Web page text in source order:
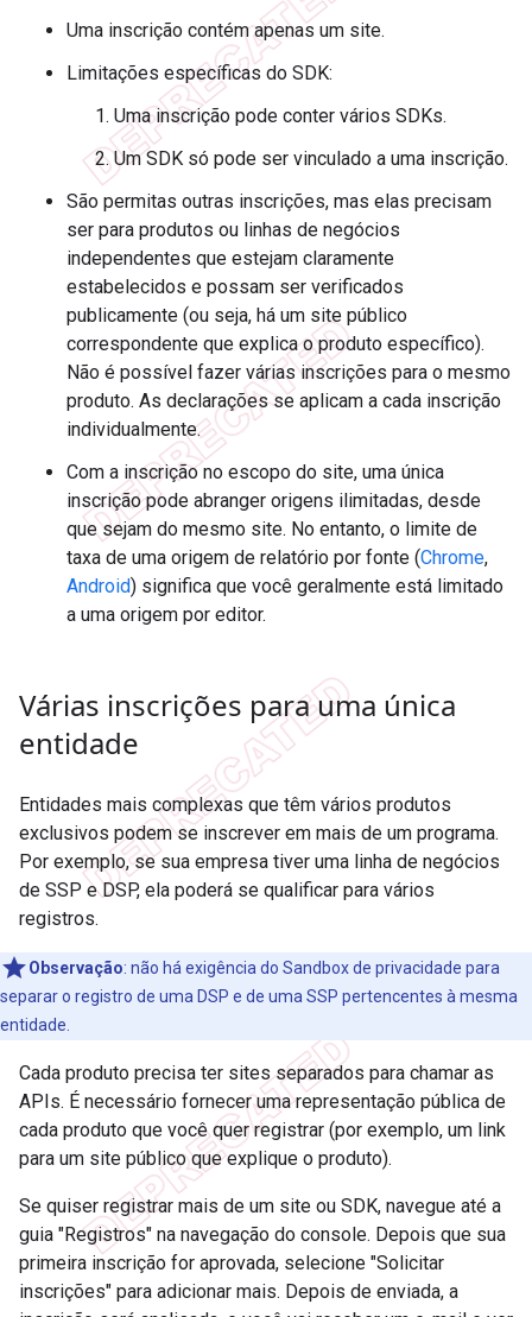
Uma inscrição contém apenas um site.
Limitações específicas do SDK:
Uma inscrição pode conter vários SDKs.
Um SDK só pode ser vinculado a uma inscrição.
São permitas outras inscrições, mas elas precisam
ser para produtos ou linhas de negócios
independentes que estejam claramente
estabelecidos e possam ser verificados
publicamente (ou seja, há um site público
correspondente que explica o produto específico).
Não é possível fazer várias inscrições para o mesmo
produto. As declarações se aplicam a cada inscrição
individualmente.
Com a inscrição no escopo do site, uma única
inscrição pode abranger origens ilimitadas, desde
que sejam do mesmo site. No entanto, o limite de
taxa de uma origem de relatório por fonte (Chrome,
Android) significa que você geralmente está limitado
a uma origem por editor.
Várias inscrições para uma única
entidade
Entidades mais complexas que têm vários produtos
exclusivos podem se inscrever em mais de um programa.
Por exemplo, se sua empresa tiver uma linha de negócios
de SSP e DSP, ela poderá se qualificar para vários
registros.
Observação: não há exigência do Sandbox de privacidade para
separar o registro de uma DSP e de uma SSP pertencentes à mesma
entidade.
Cada produto precisa ter sites separados para chamar as
APIs. É necessário fornecer uma representação pública de
cada produto que você quer registrar (por exemplo, um link
para um site público que explique o produto).
Se quiser registrar mais de um site ou SDK, navegue até a
guia "Registros" na navegação do console. Depois que sua
primeira inscrição for aprovada, selecione "Solicitar
inscrições" para adicionar mais. Depois de enviada, a